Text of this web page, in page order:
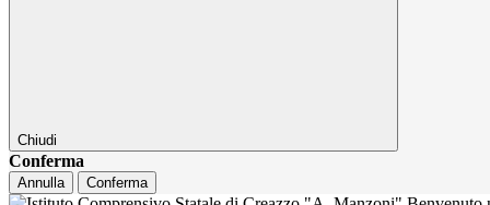
Chiudi
Conferma
Annulla Conferma